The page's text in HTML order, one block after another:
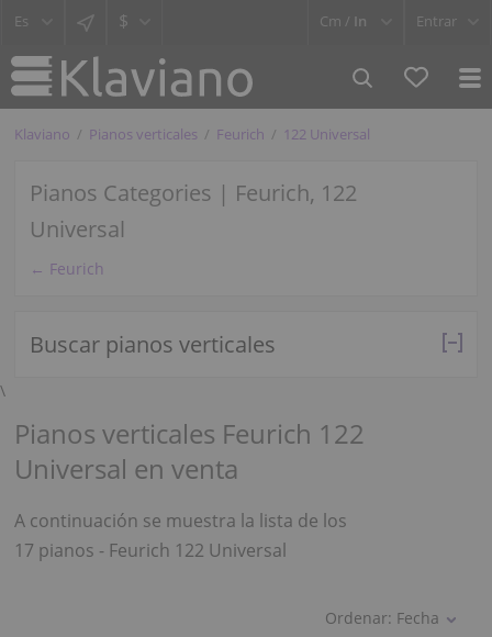
$ Cm / In Entrar
Klaviano Pianos verticales Feurich 122 Universal
Pianos Categories | Feurich, 122
Universal
← Feurich
Buscar pianos verticales
\
Pianos verticales Feurich 122
Universal en venta
A continuación se muestra la lista de los
17 pianos - Feurich 122 Universal
Ordenar: Fecha